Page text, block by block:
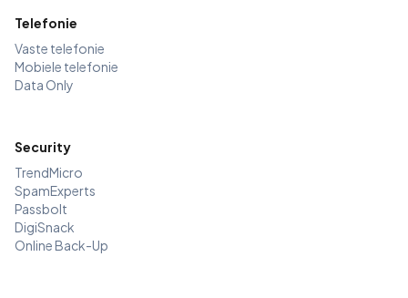
Telefonie
Vaste telefonie
Mobiele telefonie
Data Only
Security
TrendMicro
SpamExperts
Passbolt
DigiSnack
Online Back-Up